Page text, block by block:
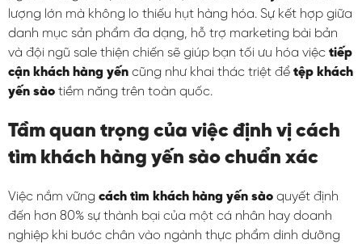
lượng lớn mà không lo thiếu hụt hàng hóa. Sự kết hợp giữa
danh mục sản phẩm đa dạng, hỗ trợ marketing bài bản
và đội ngũ sale thiện chiến sẽ giúp bạn tối ưu hóa việc tiếp
cận khách hàng yến cũng như khai thác triệt để tệp khách
yến sào tiềm năng trên toàn quốc.
Tầm quan trọng của việc định vị cách
tìm khách hàng yến sào chuẩn xác
Việc nắm vững cách tìm khách hàng yến sào quyết định
đến hơn 80% sự thành bại của một cá nhân hay doanh
nghiệp khi bước chân vào ngành thực phẩm dinh dưỡng